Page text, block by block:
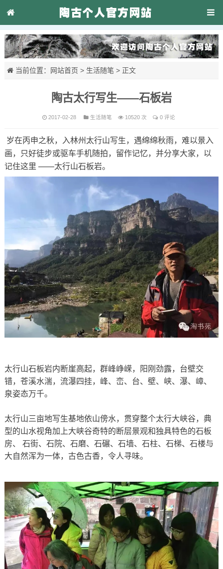
当前位置： 网站首页 > 生活随笔 > 正文
陶古太行写生——石板岩
2017-02-28 生活随笔 10520 次 0 评论
岁在丙申之秋，入林州太行山写生，遇绵绵秋雨，难以景入
画，只好徒步或驱车手机随拍，留作记忆，并分享大家，以
记住这里 ——太行山石板岩。
太行山石板岩内断崖高起，群峰峥嵘，阳刚劲露，台壁交
错，苍溪水湍，流瀑四挂，峰、峦、台、壁、峡、瀑、嶂、
泉姿态万千。
太行山三亩地写生基地依山傍水，贯穿整个太行大峡谷，典
型的山水视角加上大峡谷奇特的断层景观和独具特色的石板
房、 石街、石院、石磨、石碾、石墙、石柱、石梯、石楼与
大自然浑为一体，古色古香，令人寻味。